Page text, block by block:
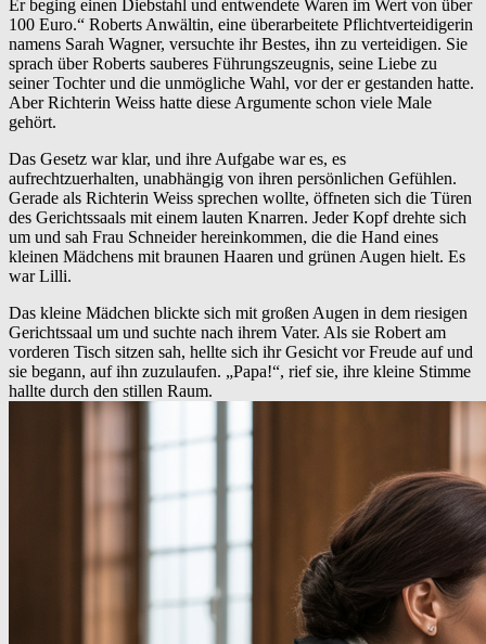
Er beging einen Diebstahl und entwendete Waren im Wert von über
100 Euro.“ Roberts Anwältin, eine überarbeitete Pflichtverteidigerin
namens Sarah Wagner, versuchte ihr Bestes, ihn zu verteidigen. Sie
sprach über Roberts sauberes Führungszeugnis, seine Liebe zu
seiner Tochter und die unmögliche Wahl, vor der er gestanden hatte.
Aber Richterin Weiss hatte diese Argumente schon viele Male
gehört.
Das Gesetz war klar, und ihre Aufgabe war es, es
aufrechtzuerhalten, unabhängig von ihren persönlichen Gefühlen.
Gerade als Richterin Weiss sprechen wollte, öffneten sich die Türen
des Gerichtssaals mit einem lauten Knarren. Jeder Kopf drehte sich
um und sah Frau Schneider hereinkommen, die die Hand eines
kleinen Mädchens mit braunen Haaren und grünen Augen hielt. Es
war Lilli.
Das kleine Mädchen blickte sich mit großen Augen in dem riesigen
Gerichtssaal um und suchte nach ihrem Vater. Als sie Robert am
vorderen Tisch sitzen sah, hellte sich ihr Gesicht vor Freude auf und
sie begann, auf ihn zuzulaufen. „Papa!“, rief sie, ihre kleine Stimme
hallte durch den stillen Raum.